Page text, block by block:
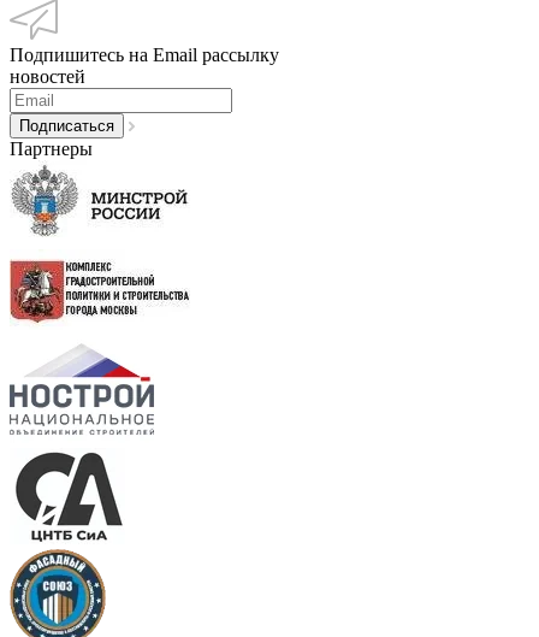
Подпишитесь на Email рассылку
новостей
Партнеры